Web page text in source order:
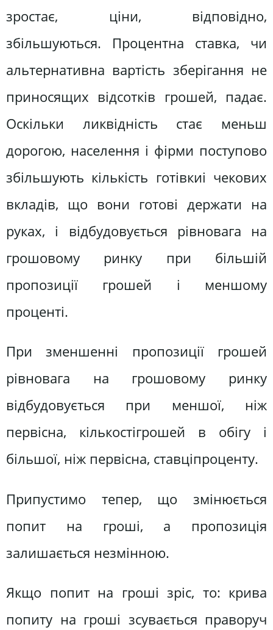
зростає, ціни, відповідно,
збільшуються. Процентна ставка, чи
альтернативна вартість зберігання не
приносящих відсотків грошей, падає.
Оскільки ликвiдність стає меньш
дорогою, населення і фірми поступово
збільшують кількість готівкиі чекових
вкладів, що вони готові держати на
руках, і відбудовується рівновага на
грошовому ринку при більшій
пропозиції грошей і меншому
проценті.
При зменшенні пропозиції грошей
рівновага на грошовому ринку
відбудовується при меншої, ніж
первісна, кількостігрошей в обігу і
більшої, ніж первісна, ставціпроценту.
Припустимо тепер, що змінюється
попит на гроші, а пропозиція
залишається незмінною.
Якщо попит на гроші зріс, то: крива
попиту на гроші зсувається праворуч